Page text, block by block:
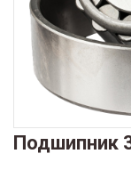
Подшипник